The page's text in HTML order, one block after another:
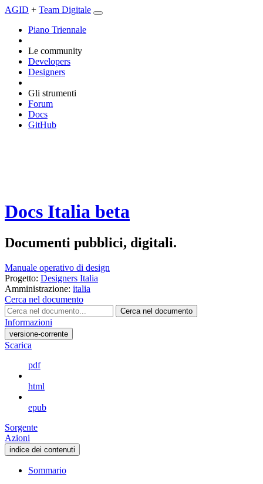
AGID + Team Digitale
Piano Triennale
Le community
Developers
Designers
Gli strumenti
Forum
Docs
GitHub
Docs Italia beta
Documenti pubblici, digitali.
Manuale operativo di design
Progetto: Designers Italia
Amministrazione: italia
Cerca nel documento
Cerca nel documento
Informazioni
versione-corrente
Scarica
pdf
html
epub
Sorgente
Azioni
indice dei contenuti
Sommario